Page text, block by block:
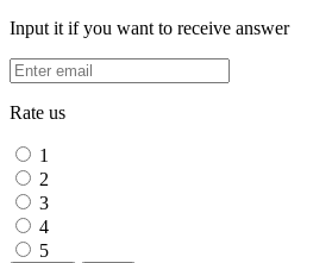
Input it if you want to receive answer
Rate us
1
2
3
4
5